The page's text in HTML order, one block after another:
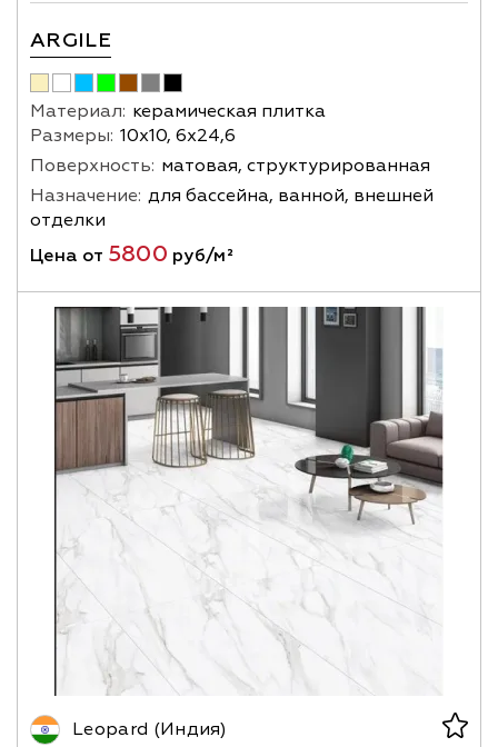
ARGILE
Материал: керамическая плитка
Размеры: 10х10, 6х24,6
Поверхность: матовая, структурированная
Назначение: для бассейна, ванной, внешней
отделки
Цена от 5800 руб/м²
Leopard (Индия)